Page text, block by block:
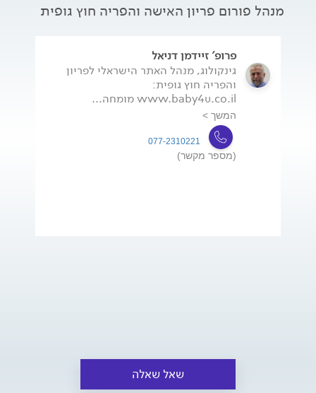
מנהל פורום פריון האישה והפריה חוץ גופית
פרופ' זיידמן דניאל
גינקולוג, מנהל האתר הישראלי לפריון
והפריה חוץ גופית:
www.baby4u.co.il מומחה...
המשך >
077-2310221
(מספר מקשר)
שאל שאלה